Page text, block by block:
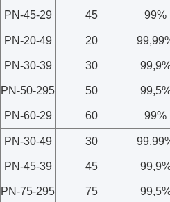
PN-45-29 45 99%
PN-20-49
PN-30-39
PN-50-295
PN-60-29
20
30
50
60 99%
PN-30-49
PN-45-39
PN-75-295
30
45
75